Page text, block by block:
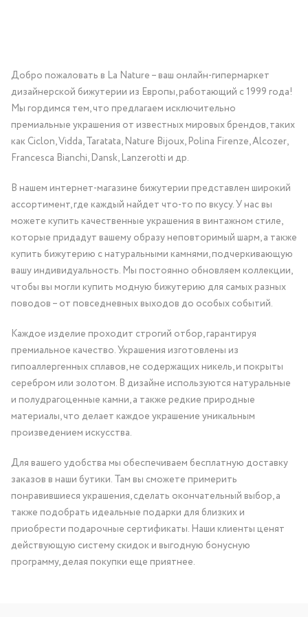
Добро пожаловать в La Nature – ваш онлайн-гипермаркет
дизайнерской бижутерии из Европы, работающий с 1999 года!
Мы гордимся тем, что предлагаем исключительно
премиальные украшения от известных мировых брендов, таких
как Ciclon, Vidda, Taratata, Nature Bijoux, Polina Firenze, Alcozer,
Francesca Bianchi, Dansk, Lanzerotti и др.
В нашем интернет-магазине бижутерии представлен широкий
ассортимент, где каждый найдет что-то по вкусу. У нас вы
можете купить качественные украшения в винтажном стиле,
которые придадут вашему образу неповторимый шарм, а также
купить бижутерию с натуральными камнями, подчеркивающую
вашу индивидуальность. Мы постоянно обновляем коллекции,
чтобы вы могли купить модную бижутерию для самых разных
поводов – от повседневных выходов до особых событий.
Каждое изделие проходит строгий отбор, гарантируя
премиальное качество. Украшения изготовлены из
гипоаллергенных сплавов, не содержащих никель, и покрыты
серебром или золотом. В дизайне используются натуральные
и полудрагоценные камни, а также редкие природные
материалы, что делает каждое украшение уникальным
произведением искусства.
Для вашего удобства мы обеспечиваем бесплатную доставку
заказов в наши бутики. Там вы сможете примерить
понравившиеся украшения, сделать окончательный выбор, а
также подобрать идеальные подарки для близких и
приобрести подарочные сертификаты. Наши клиенты ценят
действующую систему скидок и выгодную бонусную
программу, делая покупки еще приятнее.